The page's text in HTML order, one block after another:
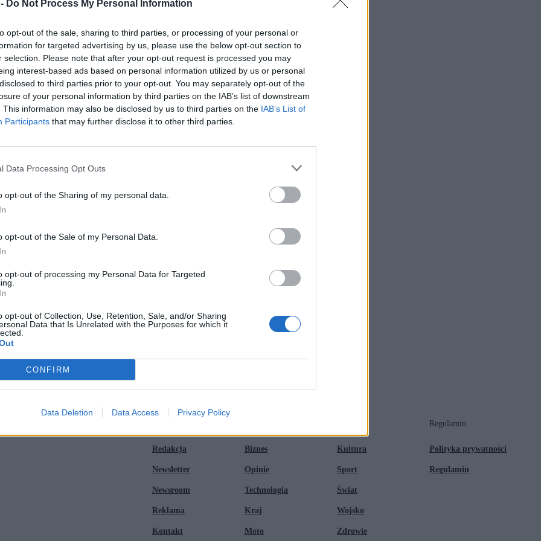
Do Not Process My Personal Information
opt-out of the sale, sharing to third parties, or processing of your personal or
for targeted advertising by us, please use the below opt-out section to
selection. Please note that after your opt-out request is processed you may
interest-based ads based on personal information utilized by us or personal
to third parties prior to your opt-out. You may separately opt-out of the
of your personal information by third parties on the IAB’s list of downstream
This information may also be disclosed by us to third parties on the IAB’s List of
Participants that may further disclose it to other third parties.
Data Processing Opt Outs
opt-out of the Sharing of my personal data.
opt-out of the Sale of my Personal Data.
opt-out of processing my Personal Data for Targeted
opt-out of Collection, Use, Retention, Sale, and/or Sharing
Data that Is Unrelated with the Purposes for which it
CONFIRM
Data Deletion Data Access Privacy Policy
upał
pozwala wypracować standardy szefa”
się konsystorz w Watykanie
życie
temperatur
Wyższe kary
do szpitala
prokuraturę
kampanii
na Alzheimera?
Redakcja
Newsletter
Newsroom
Reklama
Kontakt
Biznes
Opinie
Technologia
Kraj
Moto
Kultura
Sport
Świat
Wojsko
Zdrowie
Regulamin
Polityka prywatności
Regulamin